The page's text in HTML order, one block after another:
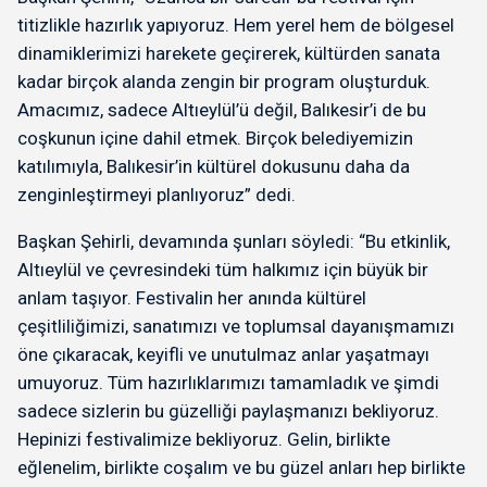
titizlikle hazırlık yapıyoruz. Hem yerel hem de bölgesel
dinamiklerimizi harekete geçirerek, kültürden sanata
kadar birçok alanda zengin bir program oluşturduk.
Amacımız, sadece Altıeylül’ü değil, Balıkesir’i de bu
coşkunun içine dahil etmek. Birçok belediyemizin
katılımıyla, Balıkesir’in kültürel dokusunu daha da
zenginleştirmeyi planlıyoruz” dedi.
Başkan Şehirli, devamında şunları söyledi: “Bu etkinlik,
Altıeylül ve çevresindeki tüm halkımız için büyük bir
anlam taşıyor. Festivalin her anında kültürel
çeşitliliğimizi, sanatımızı ve toplumsal dayanışmamızı
öne çıkaracak, keyifli ve unutulmaz anlar yaşatmayı
umuyoruz. Tüm hazırlıklarımızı tamamladık ve şimdi
sadece sizlerin bu güzelliği paylaşmanızı bekliyoruz.
Hepinizi festivalimize bekliyoruz. Gelin, birlikte
eğlenelim, birlikte coşalım ve bu güzel anları hep birlikte